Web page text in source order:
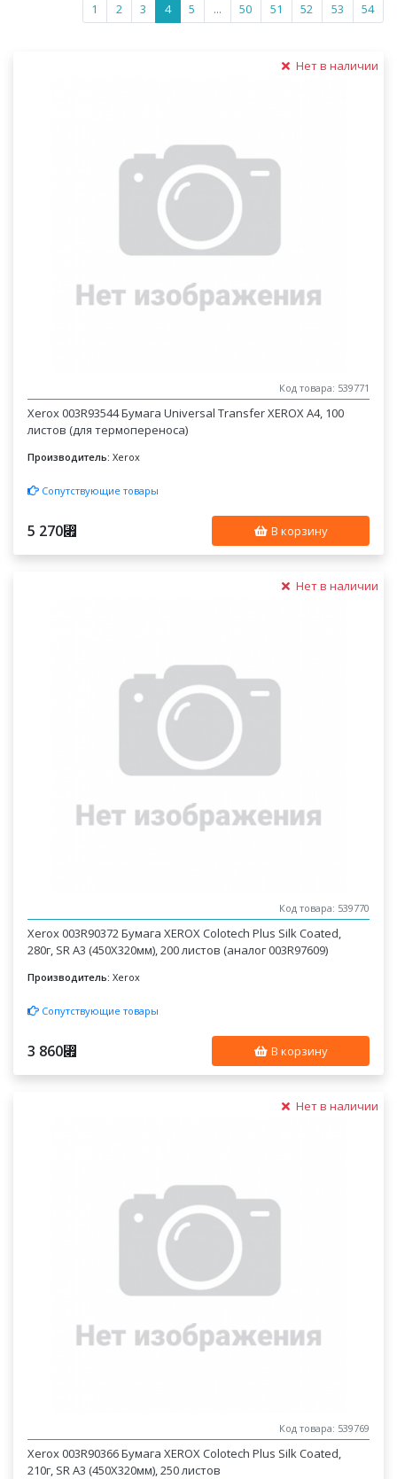
1 2 3 4 5 ... 50 51 52 53 54
Нет в наличии
Код товара: 539771
Xerox 003R93544 Бумага Universal Transfer XEROX A4, 100
листов (для термопереноса)
Производитель: Xerox
Сопутствующие товары
5 270⃏ В корзину
Нет в наличии
Код товара: 539770
Xerox 003R90372 Бумага XEROX Colotech Plus Silk Coated,
280г, SR A3 (450X320мм), 200 листов (аналог 003R97609)
Производитель: Xerox
Сопутствующие товары
3 860⃏ В корзину
Нет в наличии
Код товара: 539769
Xerox 003R90366 Бумага XEROX Colotech Plus Silk Coated,
210г, SR A3 (450X320мм), 250 листов